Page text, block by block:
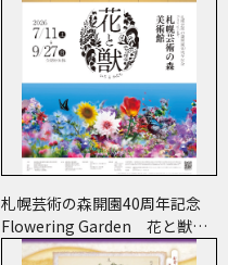
札幌芸術の森開園40周年記念
Flowering Garden 花と獣
いろとかたち